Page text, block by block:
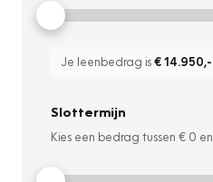
Je leenbedrag is€ 14.950,-
Slottermijn
Kies een bedrag tussen € 0 en